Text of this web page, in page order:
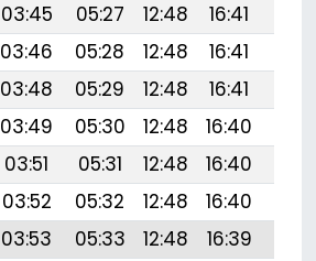
03:45 05:27 12:48 16:41
03:46 05:28 12:48 16:41
03:48 05:29 12:48 16:41
03:49 05:30 12:48 16:40
03:51 05:31 12:48 16:40
03:52 05:32 12:48 16:40
03:53 05:33 12:48 16:39